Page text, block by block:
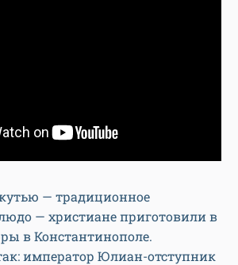
— традиционное
— христиане приготовили в
в Константинополе.
император Юлиан-отступник